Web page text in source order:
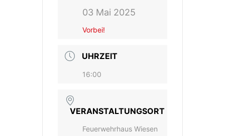
03 Mai 2025
Vorbei!
UHRZEIT
16:00
VERANSTALTUNGSORT
Feuerwehrhaus Wiesen